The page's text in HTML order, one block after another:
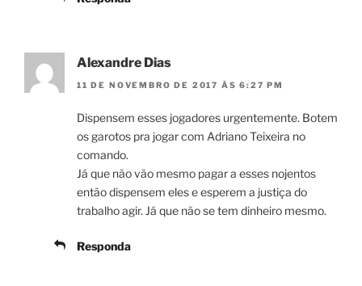
Alexandre Dias
11 DE NOVEMBRO DE 2017 ÀS 6:27 PM
Dispensem esses jogadores urgentemente. Botem
os garotos pra jogar com Adriano Teixeira no
comando.
Já que não vão mesmo pagar a esses nojentos
então dispensem eles e esperem a justiça do
trabalho agir. Já que não se tem dinheiro mesmo.
Responda